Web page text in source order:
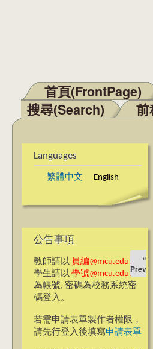
Main menu
首頁(FrontPage)
搜尋(Search)
前
Languages
繁體中文 English
公告事項
教師請以 員編@mcu.edu.tw
學生請以 學號@mcu.edu.tw
為帳號, 密碼為校務系統密
碼登入。
若需申請表單製作者權限，
請先行登入後填寫申請表單
«
Prev